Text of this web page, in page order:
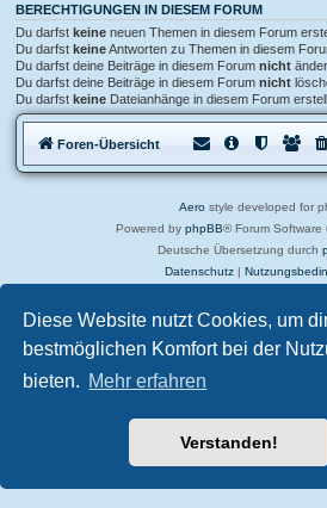
Diese Website nutzt Cookies, um
bestmöglichen Komfort bei der
bieten. Mehr erfahren
Verstanden!
BERECHTIGUNGEN IN DIESEM FORUM
Du darfst keine neuen Themen in diesem Forum
Du darfst keineAntworten zu Themen in diesem
Du darfst deine Beiträge in diesem Forum nicht
Du darfst deine Beiträge in diesem Forum nicht
Du darfst keine Dateianhänge in diesem Forum
Foren-Übersicht
Aero style developed for
Powered by phpBB® Forum Software
Deutsche Übersetzung durch
Datenschutz|